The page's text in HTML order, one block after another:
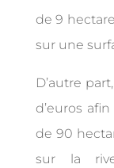
de 9
sur une
D’autre
d’euros
de 90
sur la